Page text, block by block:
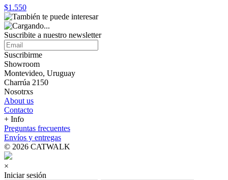
$1.550
Suscribite a nuestro newsletter
Suscribirme
Showroom
Montevideo, Uruguay
Charrúa 2150
Nosotrxs
About us
Contacto
+ Info
Preguntas frecuentes
Envíos y entregas
© 2026 CATWALK
×
Iniciar sesión